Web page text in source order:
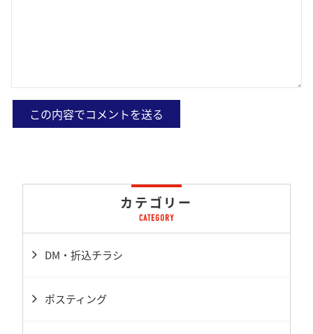
カテゴリー
DM・折込チラシ
ポスティング